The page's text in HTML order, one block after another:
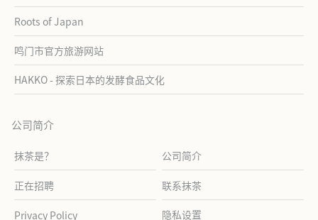
Roots of Japan
鸣门市官方旅游网站
HAKKO - 探索日本的发酵食品文化
公司简介
抹茶是？ 公司简介
正在招聘 联系抹茶
Privacy Policy 隐私设置